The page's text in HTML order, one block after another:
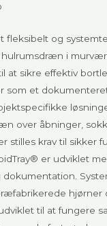
fleksibelt og
hulrumsdræn i
at sikre effektiv
som et
over åbninger,
stilles krav til sikker
er udviklet
hjørner
til at fungere